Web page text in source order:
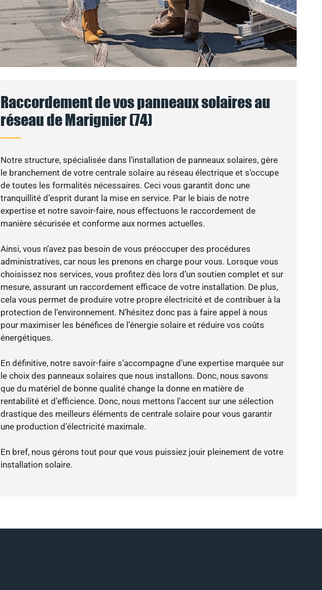
Raccordement de vos panneaux solaires au
réseau de Marignier (74)
Notre structure, spécialisée dans l’installation de panneaux solaires, gère
le branchement de votre centrale solaire au réseau électrique et s’occupe
de toutes les formalités nécessaires. Ceci vous garantit donc une
tranquillité d’esprit durant la mise en service. Par le biais de notre
expertise et notre savoir-faire, nous effectuons le raccordement de
manière sécurisée et conforme aux normes actuelles.
Ainsi, vous n’avez pas besoin de vous préoccuper des procédures
administratives, car nous les prenons en charge pour vous. Lorsque vous
choisissez nos services, vous profitez dès lors d’un soutien complet et sur
mesure, assurant un raccordement efficace de votre installation. De plus,
cela vous permet de produire votre propre électricité et de contribuer à la
protection de l’environnement. N’hésitez donc pas à faire appel à nous
pour maximiser les bénéfices de l’énergie solaire et réduire vos coûts
énergétiques.
En définitive, notre savoir-faire s’accompagne d’une expertise marquée sur
le choix des panneaux solaires que nous installons. Donc, nous savons
que du matériel de bonne qualité change la donne en matière de
rentabilité et d’efficience. Donc, nous mettons l’accent sur une sélection
drastique des meilleurs éléments de centrale solaire pour vous garantir
une production d’électricité maximale.
En bref, nous gérons tout pour que vous puissiez jouir pleinement de votre
installation solaire.